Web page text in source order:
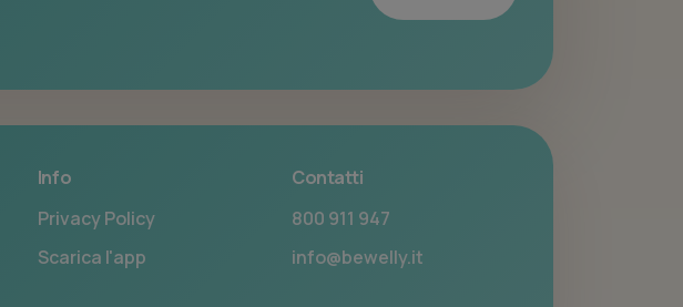
Info
Privacy Policy
Scarica l'app
Contatti
800 911 947
info@bewelly.it